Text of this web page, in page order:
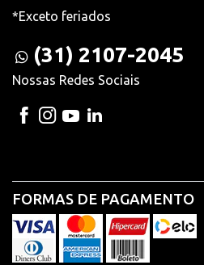
*Exceto feriados
(31) 2107-2045
Nossas Redes Sociais
FORMAS DE PAGAMENTO